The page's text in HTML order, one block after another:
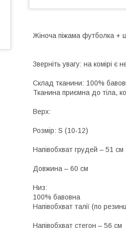
Жіноча піжама футболка +
Зверніть увагу: на комірі є
Склад тканини: 100%
Тканина приємна до тіла,
Верх:
Розмір: S (10-12)
Напівобхват грудей – 51 см
Довжина – 60 см
Низ:
100% бавовна
Напівобхват талії (по
Напівобхват стегон – 56 см